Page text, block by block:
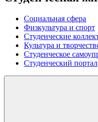
Социальная сфера
Физкультура и спорт
Студенческие
Культура и
Студенческое
Студенческий портал